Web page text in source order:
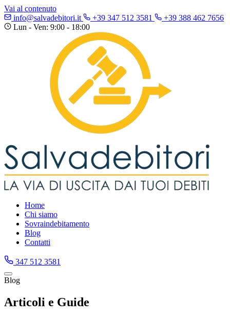
Vai al contenuto
info@salvadebitori.it
+39 347 512 3581
+39 388 462 7656
Lun - Ven: 9:00 - 18:00
Home
Chi siamo
Sovraindebitamento
Blog
Contatti
347 512 3581
Blog
Articoli e Guide